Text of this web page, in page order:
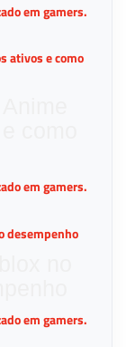
em gamers.
em gamers.
em gamers.